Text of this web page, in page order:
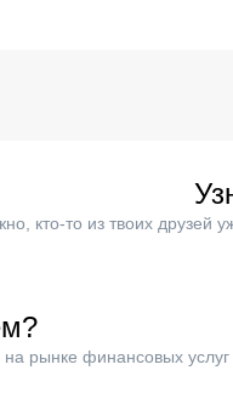
кто-то из твоих друзей
рынке финансовых услуг